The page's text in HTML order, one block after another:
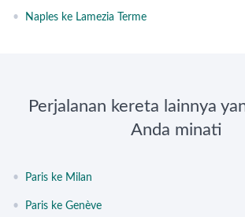
• Naples ke Lamezia Terme
Perjalanan kereta lainnya
Anda minati
• Paris ke Milan
• Paris ke Genève